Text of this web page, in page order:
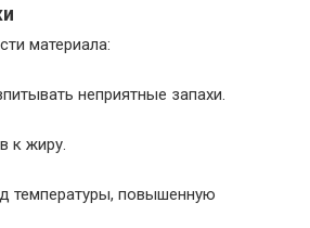
материала:
неприятные запахи.
к жиру.
температуры, повышенную